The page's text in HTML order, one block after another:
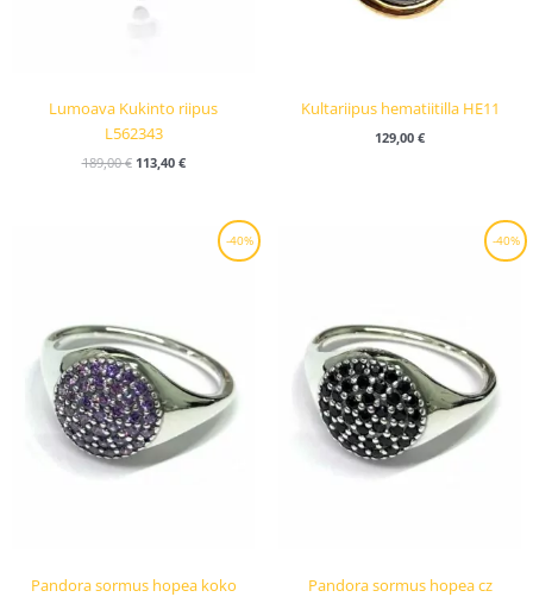
Lumoava Kukinto riipus
L562343
189,00€ 113,40 €
Kultariipus hematiitilla HE11
129,00 €
-40%
Pandora sormus hopea koko
Alkuperäinen
Nykyinen
-40%
Pandora sormus hopea cz
Alkuperäinen
Nykyinen